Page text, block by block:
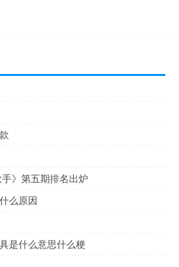
》第五期排名出炉
么原因
是什么意思什么梗